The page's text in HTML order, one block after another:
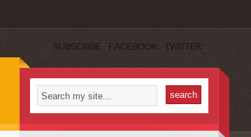
SUBSCRIBE FACEBOOK TWITTER